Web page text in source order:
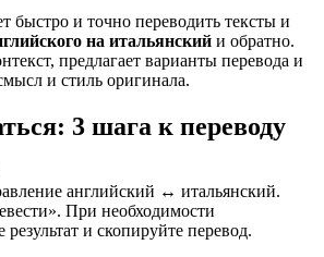
быстро и точно переводить тексты и
на итальянский и обратно.
предлагает варианты перевода и
и стиль оригинала.
3 шага к переводу
английский ↔ итальянский.
При необходимости
результат и скопируйте перевод.